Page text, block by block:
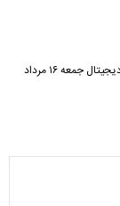
قیمت بیت کوین و ارز‌های دیجیتال جمعه ۱۶ مرداد